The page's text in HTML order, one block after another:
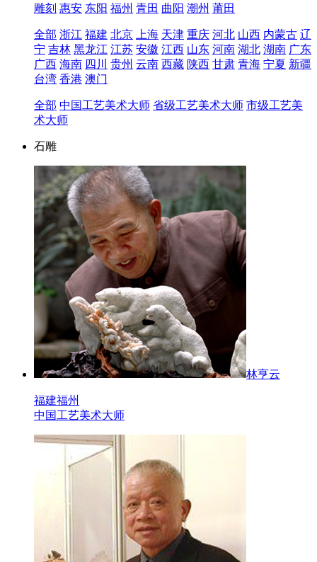
雕刻 惠安 东阳 福州 青田 曲阳 潮州 莆田
全部 浙江 福建 北京 上海 天津 重庆 河北 山西 内蒙古 辽
宁 吉林 黑龙江 江苏 安徽 江西 山东 河南 湖北 湖南 广东
广西 海南 四川 贵州 云南 西藏 陕西 甘肃 青海 宁夏 新疆
台湾 香港 澳门
全部 中国工艺美术大师 省级工艺美术大师 市级工艺美
术大师
石雕
林亨云
福建福州
中国工艺美术大师